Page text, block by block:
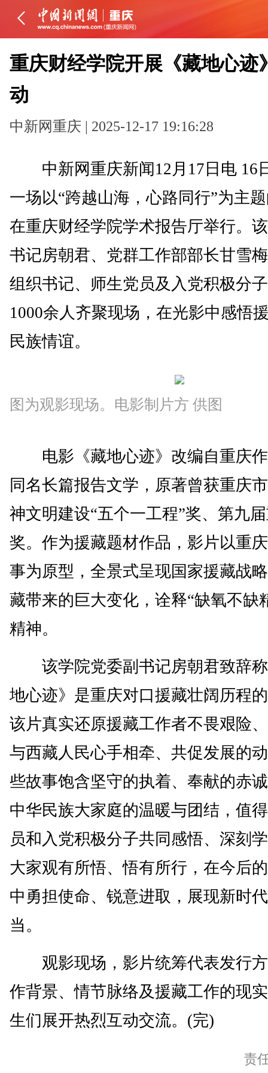
重庆财经学院开展《藏地心迹
动
中新网重庆 | 2025-12-17 19:16:28
中新网重庆新闻12月17日电 16
一场以“跨越山海，心路同行”为主
在重庆财经学院学术报告厅举行。
书记房朝君、党群工作部部长甘雪
组织书记、师生党员及入党积极分
1000余人齐聚现场，在光影中感悟
民族情谊。
图为观影现场。电影制片方 供图
电影《藏地心迹》改编自重庆作
同名长篇报告文学，原著曾获重庆
神文明建设“五个一工程”奖、第九
奖。作为援藏题材作品，影片以重
事为原型，全景式呈现国家援藏战
藏带来的巨大变化，诠释“缺氧不缺
精神。
该学院党委副书记房朝君致辞称
地心迹》是重庆对口援藏壮阔历程
该片真实还原援藏工作者不畏艰险
与西藏人民心手相牵、共促发展的
些故事饱含坚守的执着、奉献的赤
中华民族大家庭的温暖与团结，值
员和入党积极分子共同感悟、深刻
大家观有所悟、悟有所行，在今后
中勇担使命、锐意进取，展现新时
当。
观影现场，影片统筹代表发行方
作背景、情节脉络及援藏工作的现
生们展开热烈互动交流。(完)
责